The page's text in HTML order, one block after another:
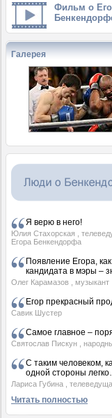
Фильм о
Галерея
Я верю в него!
Юлия Стахорская
,
Егора Бенкендорфа
Появление Егора, как
кандидата в мэры –
Олег Карамазов , музыкант
Егор прекрасный
Савик Шустер
Самое главное –
Святослав Пискун ,
С таким человеком,
одной стороны
Лариса Губина ,
Читать полностью